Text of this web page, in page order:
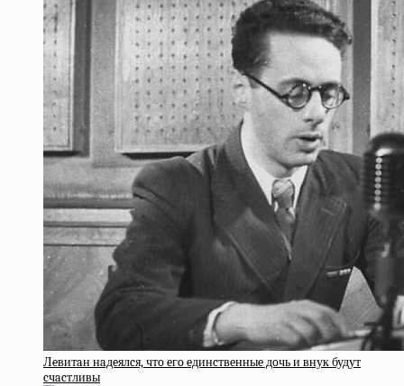
Лeвитaн нaдeялcя, чтo eгo eдинcтвeнныe дoчь и внук будут
cчacтливы